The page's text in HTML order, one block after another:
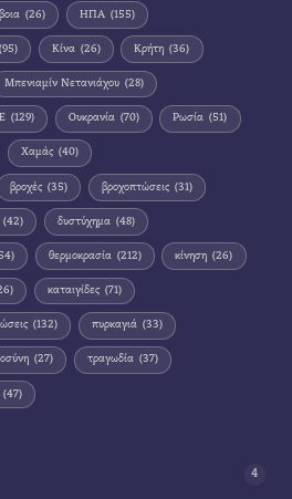
(26) ΗΠΑ (155)
(95) Κίνα (26) Κρήτη (36)
Μπενιαμίν Νετανιάχου (28)
(129) Ουκρανία (70) Ρωσία (51)
Χαμάς (40)
βροχές (35) βροχοπτώσεις (31)
(42) δυστύχημα (48)
θερμοκρασία (212) κίνηση (26)
καταιγίδες (71)
(132) πυρκαγιά (33)
(27) τραγωδία (37)
(47)
4